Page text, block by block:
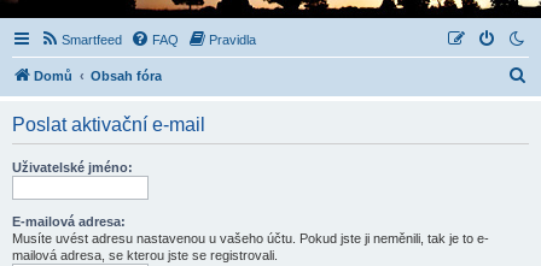
Smartfeed FAQ Pravidla
Domů Obsah fóra
Poslat aktivační e-mail
Uživatelské jméno:
E-mailová adresa:
Musíte uvést adresu nastavenou u vašeho účtu. Pokud jste ji neměnili, tak je to e-
mailová adresa, se kterou jste se registrovali.